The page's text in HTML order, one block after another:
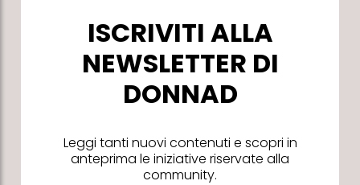
ISCRIVITI ALLA
NEWSLETTER DI
DONNAD
Leggi tanti nuovi contenuti e scopri in
anteprima le iniziative riservate alla
community.